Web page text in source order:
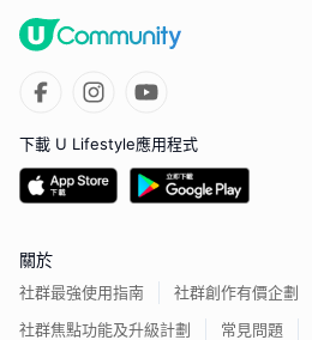
下載 U Lifestyle應用程式
關於
社群最強使用指南
社群創作有價企劃
社群焦點功能及升級計劃
常見問題